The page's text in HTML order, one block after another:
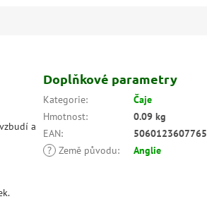
a
Doplňkové parametry
Kategorie:
Čaje
Hmotnost:
0.09 kg
EAN:
5060123607765
? Země původu: Anglie